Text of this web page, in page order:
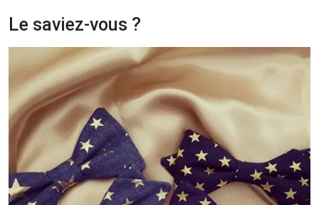
Le saviez-vous ?